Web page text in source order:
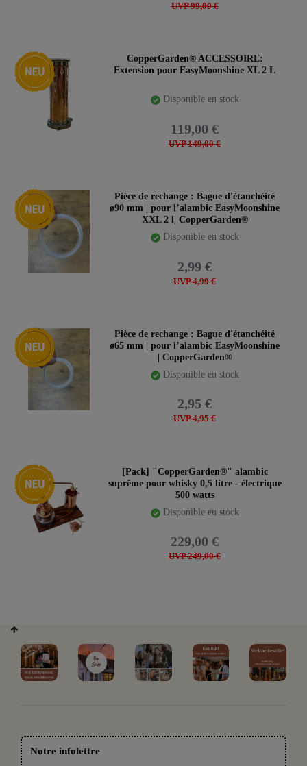
UVP 99,00 €
Nouveauté
CopperGarden® ACCESSOIRE:
Extension pour EasyMoonshine XL 2 L
Disponible en stock
UVP 149,00 €
119,00 €
Nouveauté
Pièce de rechange : Bague d'étanchéité
ø90 mm | pour l’alambic EasyMoonshine
XXL 2 l| CopperGarden®
Disponible en stock
UVP 4,99 €
2,99 €
Nouveauté
Pièce de rechange : Bague d'étanchéité
ø65 mm | pour l’alambic EasyMoonshine
| CopperGarden®
Disponible en stock
UVP 4,95 €
2,95 €
Nouveauté
[Pack] "CopperGarden®" alambic
suprême pour whisky 0,5 litre - électrique
500 watts
Disponible en stock
UVP 249,00 €
229,00 €
Notre infolettre